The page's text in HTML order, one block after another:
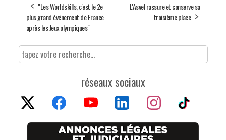
"Les Worldskills, c'est le 2e
plus grand événement de France
après les Jeux olympiques"
L'Asvel rassure et conserve sa
troisième place
réseaux sociaux